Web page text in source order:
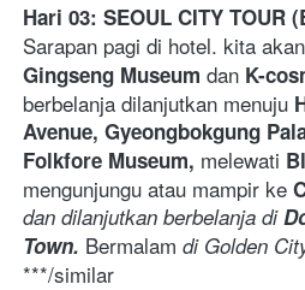
Hari 03: SEOUL CITY TOUR
Sarapan pagi di hotel. kita
Gingseng Museum dan K-
berbelanja dilanjutkan menuju
Avenue, Gyeongbokgung
Folkfore Museum, melewati
mengunjungu atau mampir ke
dan dilanjutkan berbelanja di
Town. Bermalam di Golden
***/similar